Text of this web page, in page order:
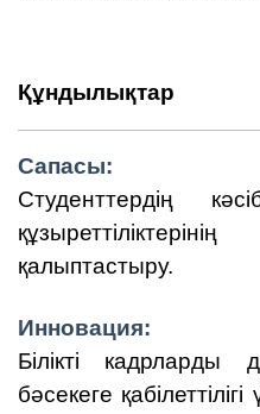
Құндылықтар
Сапасы:
Студенттердің
қалыптастыру.
Инновация:
Білікті кадрларды
бәсекеге